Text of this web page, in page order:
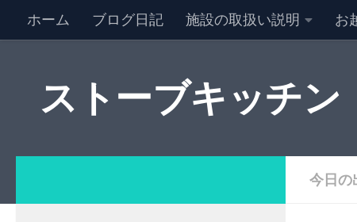
ホーム ブログ日記 施設の取扱い説明 お
ストーブキッチン
今日の